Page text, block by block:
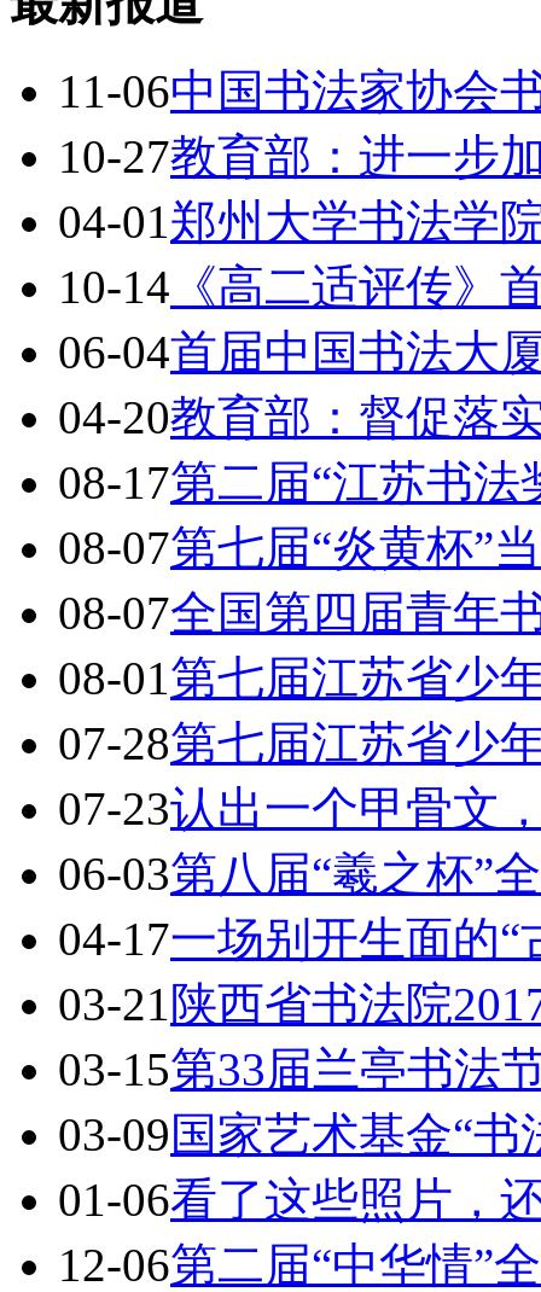
11-06中国书法家协会
10-27教育部：进一步
04-01郑州大学书法学
10-14 《高二适评传》
06-04首届中国书法大
04-20教育部：督促落
08-17第二届“江苏书
08-07第七届“炎黄杯”
08-07全国第四届青年
08-01第七届江苏省少
07-28第七届江苏省少
07-23认出一个甲骨文
06-03第八届“羲之杯”
04-17一场别开生面的“
03-21陕西省书法院
03-15第33届兰亭书法
03-09国家艺术基金“
01-06看了这些照片，
12-06第二届“中华情”